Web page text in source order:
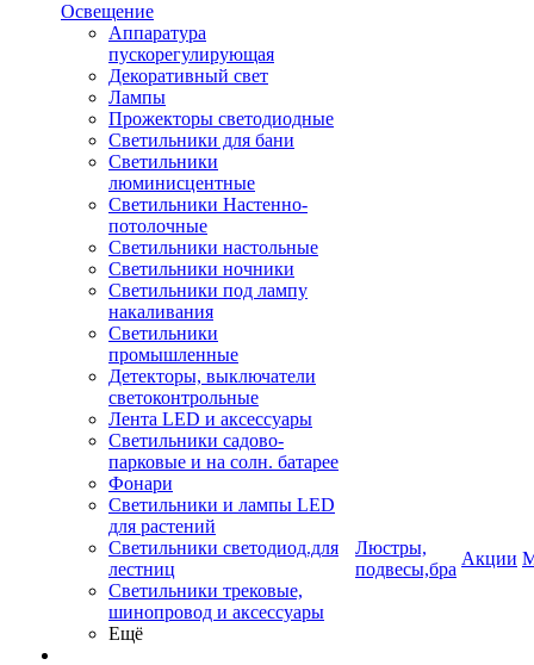
Освещение
Аппаратура
пускорегулирующая
Декоративный свет
Лампы
Прожекторы светодиодные
Светильники для бани
Светильники
люминисцентные
Светильники Настенно-
потолочные
Светильники настольные
Светильники ночники
Светильники под лампу
накаливания
Светильники
промышленные
Детекторы, выключатели
светоконтрольные
Лента LED и аксессуары
Светильники садово-
парковые и на солн. батарее
Фонари
Светильники и лампы LED
для растений
Светильники светодиод.для
лестниц
Светильники трековые,
шинопровод и аксессуары
Ещё
Люстры,
подвесы,бра
Акции